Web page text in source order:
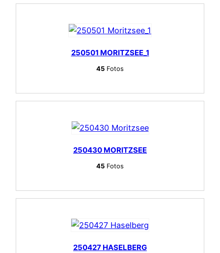
250501 MORITZSEE_1
45 Fotos
250430 MORITZSEE
45 Fotos
250427 HASELBERG